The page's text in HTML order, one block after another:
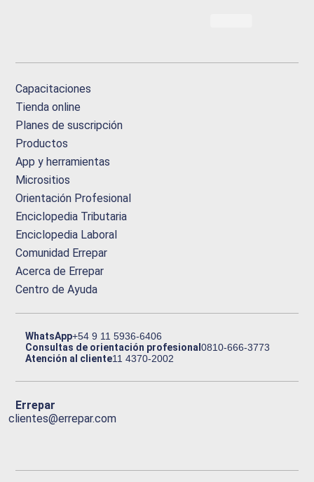
Capacitaciones
Tienda online
Planes de suscripción
Productos
App y herramientas
Micrositios
Orientación Profesional
Enciclopedia Tributaria
Enciclopedia Laboral
Comunidad Errepar
Acerca de Errepar
Centro de Ayuda
WhatsApp+54 9 11 5936-6406
Consultas de orientación profesional0810-666-3773
Atención al cliente11 4370-2002
Errepar
clientes@errepar.com